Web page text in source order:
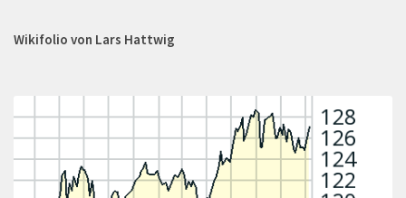
Wikifolio von Lars Hattwig